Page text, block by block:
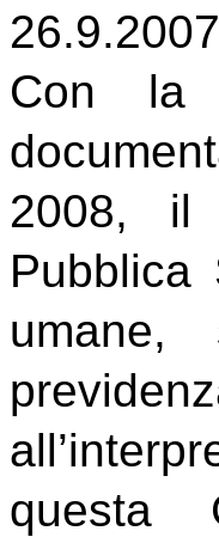
Con la
2008, il
Pubblica
questa